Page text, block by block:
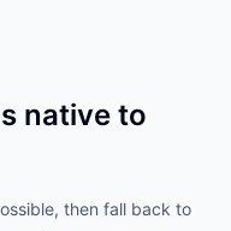
native to
then fall back to